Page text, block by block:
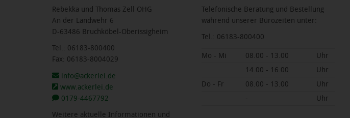
Rebekka und Thomas Zell OHG
An der Landwehr 6
D-63486 Bruchköbel-Oberissigheim
Tel.: 06183-800400
Fax: 06183-8004029
info@ackerlei.de
www.ackerlei.de
0179-4467792
Weitere aktuelle Informationen und
Telefonische Beratung und Bestellung
während unserer Bürozeiten unter:
Tel.: 06183-800400
Mo - Mi 08.00 - 13.00
Uhr
14.00 - 16.00
Uhr
Do - Fr
08.00 - 13.00
Uhr
-
Uhr